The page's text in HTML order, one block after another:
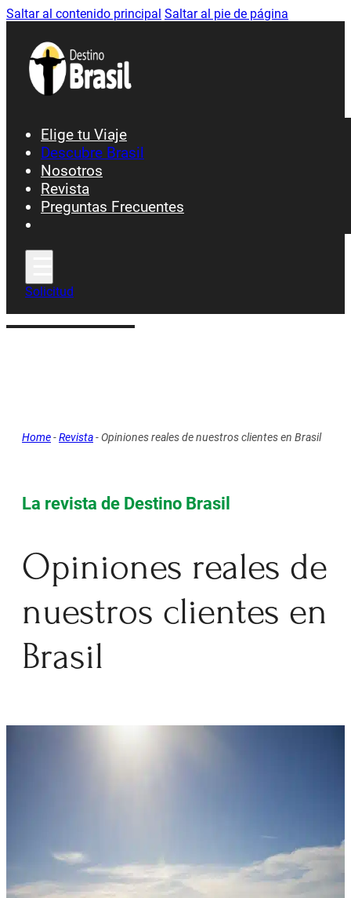
Saltar al contenido principal Saltar al pie de página
Elige tu Viaje
Descubre Brasil
Ciudades y Patrimonio
Fiesta y Carnavales
Selva y Naturaleza
Nosotros
Revista
Preguntas Frecuentes
Solicitud
Home-Revista- Opiniones reales de nuestros clientes en Brasil
La revista de Destino Brasil
Opiniones reales de
nuestros clientes en
Brasil